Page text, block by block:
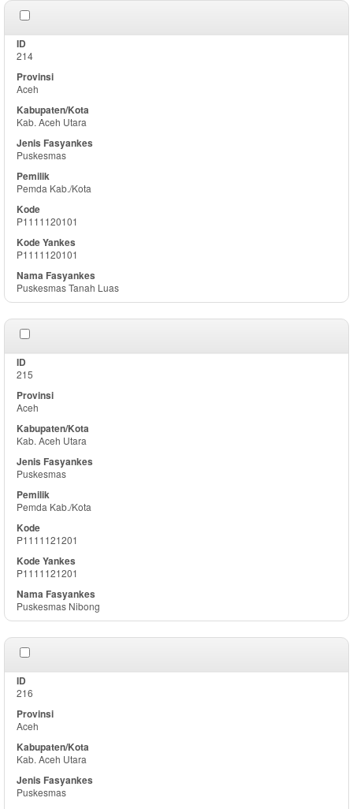
214
Aceh
Kab. Aceh Utara
Puskesmas
Pemda Kab./Kota
P1111120101
P1111120101
Puskesmas Tanah Luas
215
Aceh
Kab. Aceh Utara
Puskesmas
Pemda Kab./Kota
P1111121201
P1111121201
Puskesmas Nibong
216
Aceh
Kab. Aceh Utara
Puskesmas